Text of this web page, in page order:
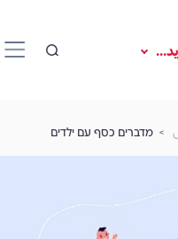
מדברים כסף עם ילדים